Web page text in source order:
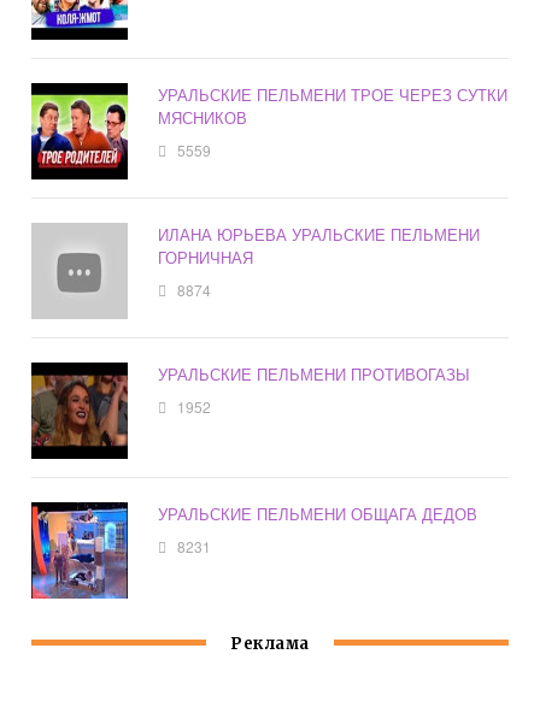
УРАЛЬСКИЕ ПЕЛЬМЕНИ ТРОЕ ЧЕРЕЗ СУТКИ
МЯСНИКОВ
5559
ИЛАНА ЮРЬЕВА УРАЛЬСКИЕ ПЕЛЬМЕНИ
ГОРНИЧНАЯ
8874
УРАЛЬСКИЕ ПЕЛЬМЕНИ ПРОТИВОГАЗЫ
1952
УРАЛЬСКИЕ ПЕЛЬМЕНИ ОБЩАГА ДЕДОВ
8231
Реклама